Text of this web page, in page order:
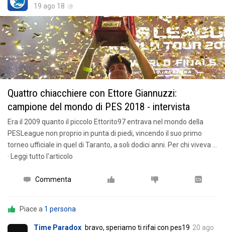
19 ago 18
Quattro chiacchiere con Ettore Giannuzzi:
campione del mondo di PES 2018 - intervista
Era il 2009 quanto il piccolo Ettorito97 entrava nel mondo della
PESLeague non proprio in punta di piedi, vincendo il suo primo
torneo ufficiale in quel di Taranto, a soli dodici anni. Per chi viveva …
· Leggi tutto l'articolo
Commenta
Piace a 1 persona
Time Paradox bravo, speriamo ti rifai con pes19 20 ago